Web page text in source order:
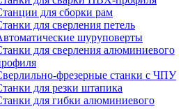
для сборки рам
для сверления петель
шуруповерты
для сверления алюминиевого
фрезерные станки с ЧПУ
для резки штапика
для гибки алюминиевого